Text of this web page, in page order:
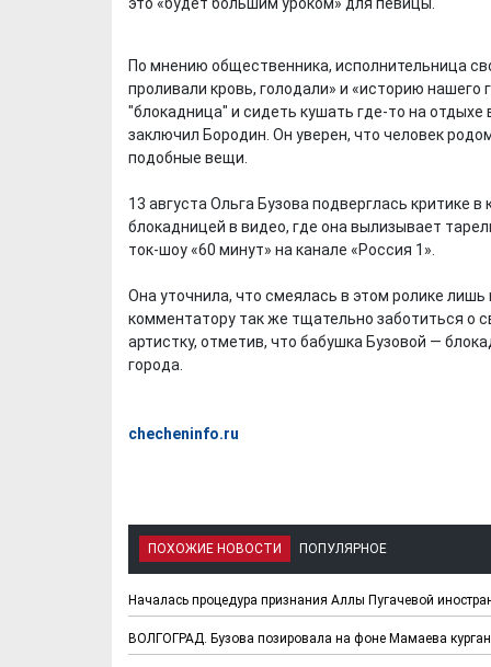
По мнению общественника, исполнительница
проливали кровь, голодали» и «историю
"блокадница" и сидеть кушать где-то на
заключил Бородин. Он уверен, что человек
подобные вещи.
13 августа Ольга Бузова подверглась критике
блокадницей в видео, где она вылизывает
ток-шоу «60 минут» на канале «Россия 1».
Она уточнила, что смеялась в этом ролике
комментатору так же тщательно заботиться о
артистку, отметив, что бабушка Бузовой —
города.
checheninfo.ru
ПОХОЖИЕ НОВОСТИ ПОПУЛЯРНОЕ
Началась процедура признания Аллы Пугачевой
ВОЛГОГРАД. Бузова позировала на фоне Мамаева